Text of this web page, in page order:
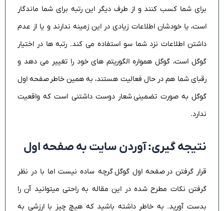
برای شما کسب کنند و از طرف دیگر این رتبه برای شما ماندگار
است، یا خودشان اطلاعات زیادی در این زمینه ندارند و یا از عدم
داشتن اطلاعات نزد شما سو استفاده می کند. رتبه ها در اختیار
گوگل است، گوگل همواره الگوریتم های خود را تغییر می دهد و
رقبای شما هم در حال فعالیت هستند، به همین خاطر صفحه اول
گوگل به صورت تضمینیشعار دوست داشتنی است که واقعیت
ندارد.
نتیجه گیری: آوردن سایت به صفحه اول
قرار گرفتن در صفحه اول گوگل گرچه ساده نیست اما با در نظر
گرفتن نکات مطرح شده در این مقاله به راحتی میتوانید آن را
بدست آورید. به خاطر داشته باشید که هیچ چیز با ارزشی به